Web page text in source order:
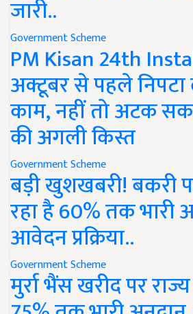
जारी..
Government Scheme
PM Kisan 24th
अक्टूबर से पहले
काम, नहीं तो अटक
की अगली किस्त
Government Scheme
बड़ी खुशखबरी! बकरी
रहा है 60% तक भारी
आवेदन प्रक्रिया..
Government Scheme
मुर्रा भैंस खरीद पर